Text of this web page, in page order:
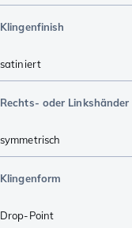
Klingenfinish
satiniert
Rechts- oder Linkshänder
symmetrisch
Klingenform
Drop-Point